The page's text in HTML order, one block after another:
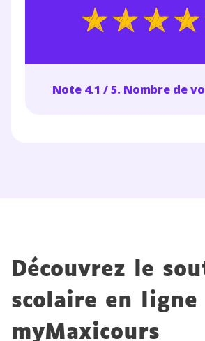
Note 4.1 / 5. Nombre de
Découvrez le
scolaire en ligne
myMaxicours